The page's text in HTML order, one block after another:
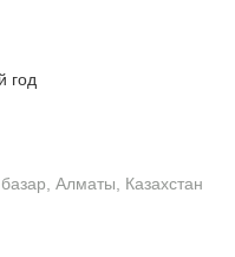
год
Алматы, Казахстан